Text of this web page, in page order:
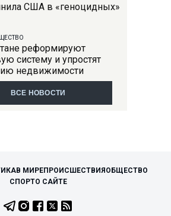
США в «геноцидных»
реформируют
систему и упростят
недвижимости
ВСЕ НОВОСТИ
В МИРЕПРОИСШЕСТВИЯОБЩЕСТВО
СПОРТО САЙТЕ